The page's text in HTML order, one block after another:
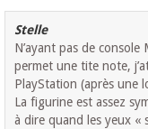
Stelle
N’ayant pas de console
permet une tite note,
PlayStation (après
La figurine est assez
à dire quand les yeux «